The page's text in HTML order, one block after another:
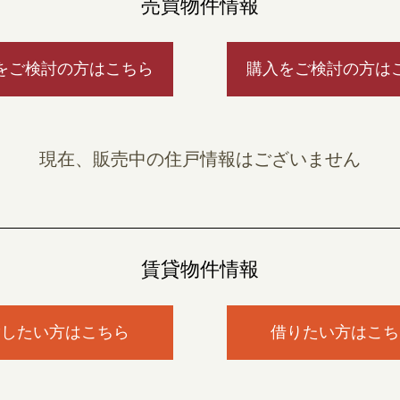
売買物件情報
ご検討の方はこちら 購入をご検討の方は
現在、販売中の住戸情報はございません
賃貸物件情報
たい方はこちら 借りたい方はこち